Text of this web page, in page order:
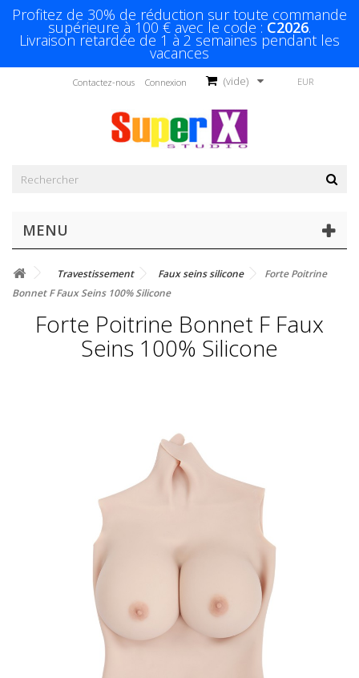
Profitez de 30% de réduction sur toute commande
supérieure à 100 € avec le code : C2026.
Livraison retardée de 1 à 2 semaines pendant les
vacances
EUR
(vide)
Connexion
Contactez-nous
MENU
Travestissement Faux seins silicone
Forte Poitrine
Bonnet F Faux Seins 100% Silicone
Forte Poitrine Bonnet F Faux
Seins 100% Silicone